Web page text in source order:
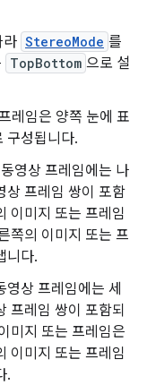
라 StereoMode 를
TopBottom 으로 설
레임은 양쪽 눈에 표
구성됩니다.
영상 프레임에는 나
상 프레임 쌍이 포함
이미지 또는 프레임
쪽의 이미지 또는 프
니다.
영상 프레임에는 세
프레임 쌍이 포함되
미지 또는 프레임은
이미지 또는 프레임
.